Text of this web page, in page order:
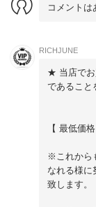
コメントは
RICHJUNE
★ 当店でお
であること
【 最低価
※これから
なれる様に
致します。